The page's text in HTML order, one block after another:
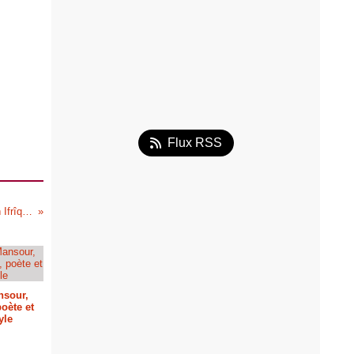
Les invasions hilaliennes en Ifrîqiya
et
Flux RSS